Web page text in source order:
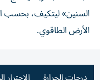
السنين» ليتكيف، بحسب
الأرض الطاقوي.